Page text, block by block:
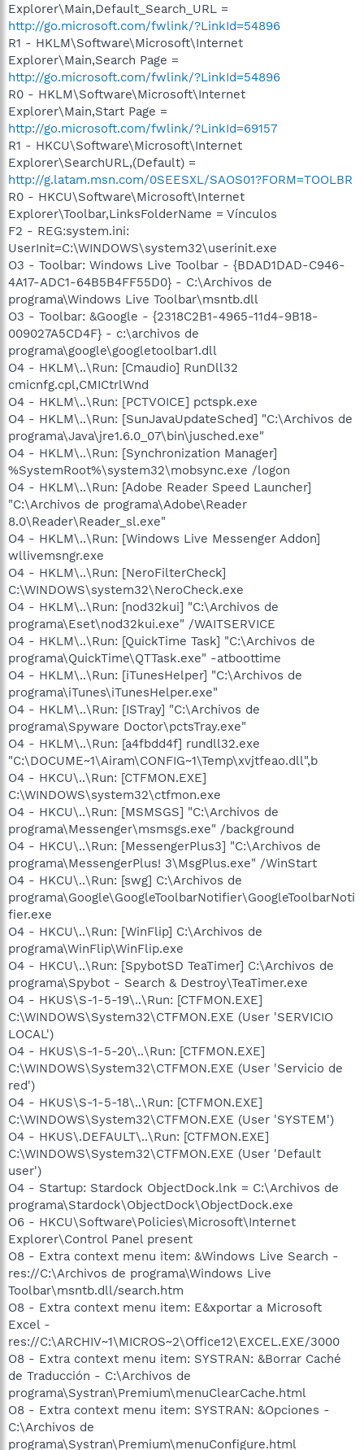
Explorer\Main,Default_Search_URL =
http://go.microsoft.com/fwlink/?LinkId=54896
R1 - HKLM\Software\Microsoft\Internet
Explorer\Main,Search Page =
http://go.microsoft.com/fwlink/?LinkId=54896
R0 - HKLM\Software\Microsoft\Internet
Explorer\Main,Start Page =
http://go.microsoft.com/fwlink/?LinkId=69157
R1 - HKCU\Software\Microsoft\Internet
Explorer\SearchURL,(Default) =
http://g.latam.msn.com/0SEESXL/SAOS01?FORM=TOOLBR
R0 - HKCU\Software\Microsoft\Internet
Explorer\Toolbar,LinksFolderName = Vínculos
F2 - REG:system.ini:
UserInit=C:\WINDOWS\system32\userinit.exe
O3 - Toolbar: Windows Live Toolbar - {BDAD1DAD-C946-
4A17-ADC1-64B5B4FF55D0} - C:\Archivos de
programa\Windows Live Toolbar\msntb.dll
O3 - Toolbar: &Google - {2318C2B1-4965-11d4-9B18-
009027A5CD4F} - c:\archivos de
programa\google\googletoolbar1.dll
O4 - HKLM\..\Run: [Cmaudio] RunDll32
cmicnfg.cpl,CMICtrlWnd
O4 - HKLM\..\Run: [PCTVOICE] pctspk.exe
O4 - HKLM\..\Run: [SunJavaUpdateSched] "C:\Archivos de
programa\Java\jre1.6.0_07\bin\jusched.exe"
O4 - HKLM\..\Run: [Synchronization Manager]
%SystemRoot%\system32\mobsync.exe /logon
O4 - HKLM\..\Run: [Adobe Reader Speed Launcher]
"C:\Archivos de programa\Adobe\Reader
8.0\Reader\Reader_sl.exe"
O4 - HKLM\..\Run: [Windows Live Messenger Addon]
wllivemsngr.exe
O4 - HKLM\..\Run: [NeroFilterCheck]
C:\WINDOWS\system32\NeroCheck.exe
O4 - HKLM\..\Run: [nod32kui] "C:\Archivos de
programa\Eset\nod32kui.exe" /WAITSERVICE
O4 - HKLM\..\Run: [QuickTime Task] "C:\Archivos de
programa\QuickTime\QTTask.exe" -atboottime
O4 - HKLM\..\Run: [iTunesHelper] "C:\Archivos de
programa\iTunes\iTunesHelper.exe"
O4 - HKLM\..\Run: [ISTray] "C:\Archivos de
programa\Spyware Doctor\pctsTray.exe"
O4 - HKLM\..\Run: [a4fbdd4f] rundll32.exe
"C:\DOCUME~1\Airam\CONFIG~1\Temp\xvjtfeao.dll",b
O4 - HKCU\..\Run: [CTFMON.EXE]
C:\WINDOWS\system32\ctfmon.exe
O4 - HKCU\..\Run: [MSMSGS] "C:\Archivos de
programa\Messenger\msmsgs.exe" /background
O4 - HKCU\..\Run: [MessengerPlus3] "C:\Archivos de
programa\MessengerPlus! 3\MsgPlus.exe" /WinStart
O4 - HKCU\..\Run: [swg] C:\Archivos de
programa\Google\GoogleToolbarNotifier\GoogleToolbarNoti
fier.exe
O4 - HKCU\..\Run: [WinFlip] C:\Archivos de
programa\WinFlip\WinFlip.exe
O4 - HKCU\..\Run: [SpybotSD TeaTimer] C:\Archivos de
programa\Spybot - Search & Destroy\TeaTimer.exe
O4 - HKUS\S-1-5-19\..\Run: [CTFMON.EXE]
C:\WINDOWS\System32\CTFMON.EXE (User 'SERVICIO
LOCAL')
O4 - HKUS\S-1-5-20\..\Run: [CTFMON.EXE]
C:\WINDOWS\System32\CTFMON.EXE (User 'Servicio de
red')
O4 - HKUS\S-1-5-18\..\Run: [CTFMON.EXE]
C:\WINDOWS\System32\CTFMON.EXE (User 'SYSTEM')
O4 - HKUS\.DEFAULT\..\Run: [CTFMON.EXE]
C:\WINDOWS\System32\CTFMON.EXE (User 'Default
user')
O4 - Startup: Stardock ObjectDock.lnk = C:\Archivos de
programa\Stardock\ObjectDock\ObjectDock.exe
O6 - HKCU\Software\Policies\Microsoft\Internet
Explorer\Control Panel present
O8 - Extra context menu item: &Windows Live Search -
res://C:\Archivos de programa\Windows Live
Toolbar\msntb.dll/search.htm
O8 - Extra context menu item: E&xportar a Microsoft
Excel -
res://C:\ARCHIV~1\MICROS~2\Office12\EXCEL.EXE/3000
O8 - Extra context menu item: SYSTRAN: &Borrar Caché
de Traducción - C:\Archivos de
programa\Systran\Premium\menuClearCache.html
O8 - Extra context menu item: SYSTRAN: &Opciones -
C:\Archivos de
programa\Systran\Premium\menuConfigure.html